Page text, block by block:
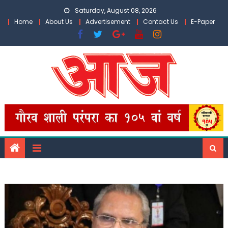
Saturday, August 08, 2026
Home
About Us Advertisement Contact Us E-Paper